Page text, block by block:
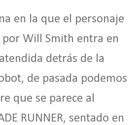
en la que el personaje
Will Smith entra en
detrás de la
de pasada podemos
que se parece al
RUNNER, sentado en